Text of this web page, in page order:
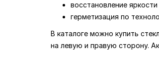
восстановление
герметизация по
В каталоге можно купить
на левую и правую сторону.